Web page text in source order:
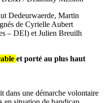
Dedeurwaerde, Martin
de Cyrielle Aubert
– DEI) et Julien Breuilh
et porté au plus haut
dans une démarche volontaire